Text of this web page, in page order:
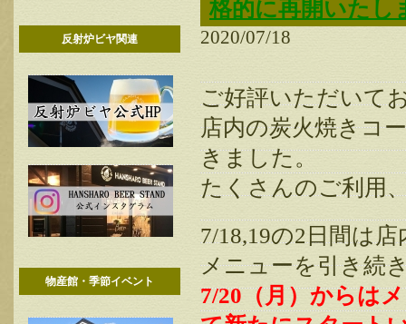
反射炉ビヤ関連
物産館・季節イベント
格的に再開いたし
2020/07/18
ご好評いただいて
店内の炭火焼きコ
きました。
たくさんのご利用
7/18,19の2日間は
メニューを引き続
7/20（月）からは